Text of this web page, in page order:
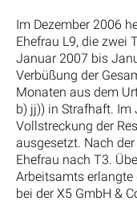
Im Dezember 2006
Ehefrau L9, die zwei
Januar 2007 bis
Verbüßung der
Monaten aus dem
b) jj)) in Strafhaft. Im
Vollstreckung der
ausgesetzt. Nach
Ehefrau nach T3.
Arbeitsamts erlangte
bei der X5 GmbH &